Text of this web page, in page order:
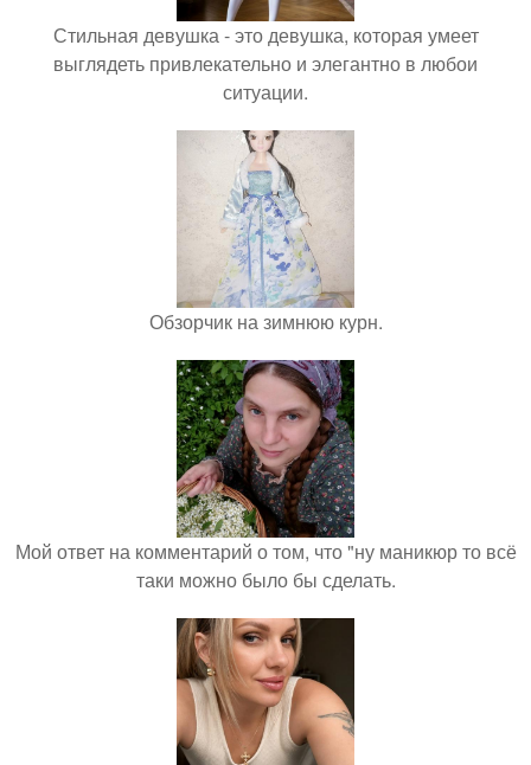
Стильная девушка - это девушка, которая умеет
выглядеть привлекательно и элегантно в любои
ситуации.
Обзорчик на зимнюю курн.
Мой ответ на комментарий о том, что "ну маникюр то всё
таки можно было бы сделать.